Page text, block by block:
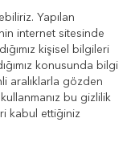
Yapılan
internet sitesinde
kişisel bilgileri
konusunda bilgi
aralıklarla gözden
bu gizlilik
kabul ettiğiniz